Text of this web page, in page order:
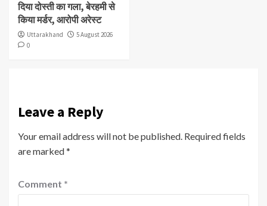
दिया दोस्ती का गला, बेरहमी से
किया मर्डर, आरोपी अरेस्ट
Uttarakhand
5 August 2026
0
Leave a Reply
Your email address will not be published. Required fields
are marked*
Comment *